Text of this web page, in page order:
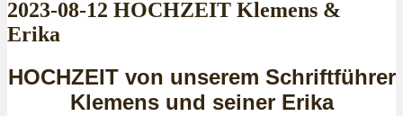
2023-08-12 HOCHZEIT Klemens &
Erika
HOCHZEIT von unserem Schriftführer
Klemens und seiner Erika